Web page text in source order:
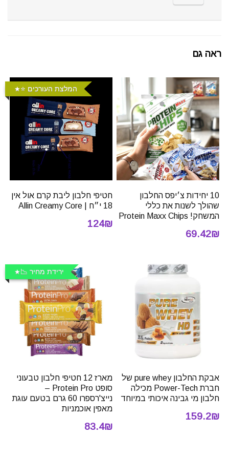
ראה גם
10 יחידות צ׳יפס החלבון
שהולך לשנות את כללי
המשחק! Protein Maxx Chips
69.42₪
המלצת העורכים ⭐️
חטיפי חלבון ליבת קרם אול אין
18 י״ח | Allin Creamy Core
124₪
אבקת החלבון pure whey של
חברת Power-Tech מכילה
חלבון מי גבינה איכותי במיוחד
159.2₪
ירידת מחיר 📉
מארז 12 חטיפי חלבון טבעוני
סופט Protein Pro –
נייצ'רספרו 60 גרם בטעם עוגת
מאפין אוכמניות
83.4₪